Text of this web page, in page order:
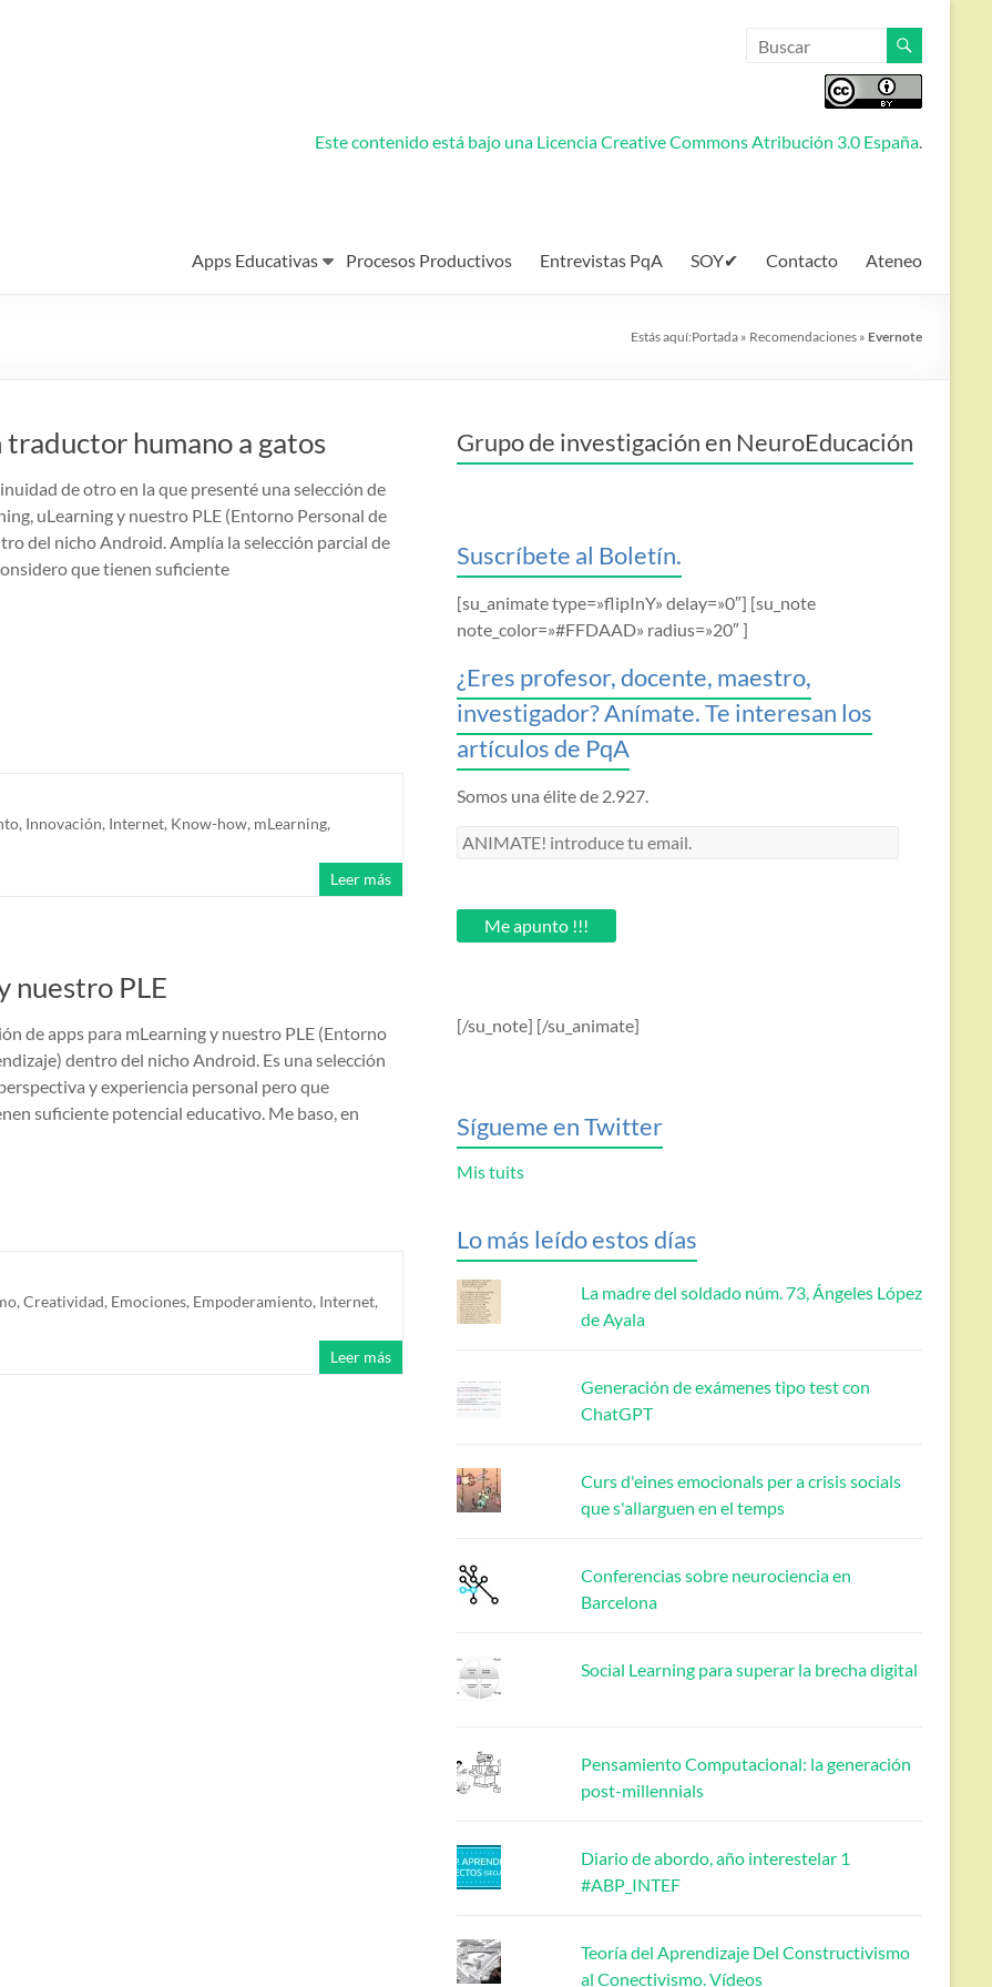
Este contenido está bajo una Licencia Creative Commons Atribución 3.0 España.
Apps Educativas Procesos Productivos Entrevistas PqA SOY✔ Contacto Ateneo
Estás aquí:Portada » Recomendaciones » Evernote
humano a gatos
de otro en la que presenté una selección de
uLearning y nuestro PLE (Entorno Personal de
del nicho Android. Amplía la selección parcial de
que tienen suficiente
, Innovación, Internet, Know-how, mLearning,
Leer más
nuestro PLE
de apps para mLearning y nuestro PLE (Entorno
dentro del nicho Android. Es una selección
y experiencia personal pero que
suficiente potencial educativo. Me baso, en
, Creatividad, Emociones, Empoderamiento, Internet,
Leer más
Grupo de investigación en NeuroEducación
Suscríbete al Boletín.
[su_animate type=»flipInY» delay=»0″] [su_note
note_color=»#FFDAAD» radius=»20″ ]
¿Eres profesor, docente, maestro,
investigador? Anímate. Te interesan los
artículos de PqA
Somos una élite de 2.927.
ANIMATE!
email.Me apunto !!!
[/su_note] [/su_animate]
Sígueme en Twitter
Mis tuits
Lo más leído estos días
La madre del soldado núm. 73, Ángeles López
de Ayala
Generación de exámenes tipo test con
ChatGPT
Curs d'eines emocionals per a crisis socials
que s'allarguen en el temps
Conferencias sobre neurociencia en
Barcelona
Social Learning para superar la brecha digital
Pensamiento Computacional: la generación
post-millennials
Diario de abordo, año interestelar 1
#ABP_INTEF
Teoría del Aprendizaje Del Constructivismo
al Conectivismo. Vídeos